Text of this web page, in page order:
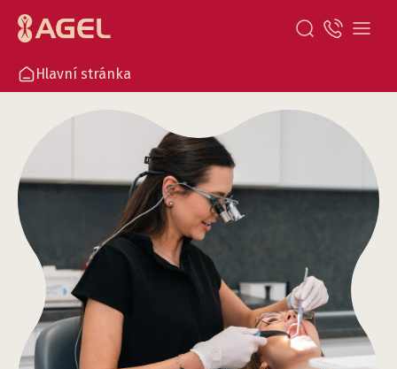
Hlavní stránka